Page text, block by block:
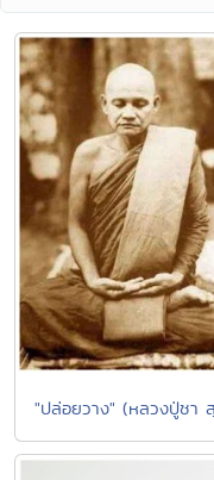
"ปล่อยวาง" (หลวงปู่ชา